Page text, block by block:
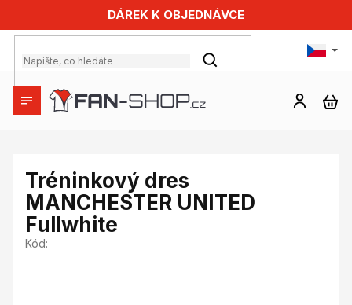
obsah
DÁREK K OBJEDNÁVCE
HLEDAT
Tréninkový dres
MANCHESTER UNITED
Fullwhite
Kód: